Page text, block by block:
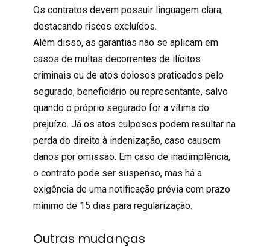
Os contratos devem possuir linguagem clara,
destacando riscos excluídos.
Além disso, as garantias não se aplicam em
casos de multas decorrentes de ilícitos
criminais ou de atos dolosos praticados pelo
segurado, beneficiário ou representante, salvo
quando o próprio segurado for a vítima do
prejuízo. Já os atos culposos podem resultar na
perda do direito à indenização, caso causem
danos por omissão. Em caso de inadimplência,
o contrato pode ser suspenso, mas há a
exigência de uma notificação prévia com prazo
mínimo de 15 dias para regularização.
Outras mudanças